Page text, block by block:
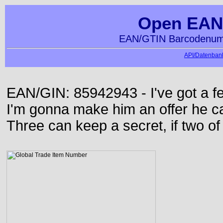
Open
EAN/GTIN
API/
EAN/GIN: 85942943 - I've got a
I'm gonna make him an offer he
Three can keep a secret, if two